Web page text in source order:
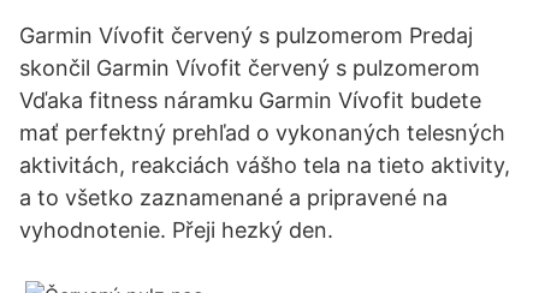
Garmin Vívofit červený s pulzomerom Predaj
skončil Garmin Vívofit červený s pulzomerom
Vďaka fitness náramku Garmin Vívofit budete
mať perfektný prehľad o vykonaných telesných
aktivitách, reakciách vášho tela na tieto aktivity,
a to všetko zaznamenané a pripravené na
vyhodnotenie. Přeji hezký den.